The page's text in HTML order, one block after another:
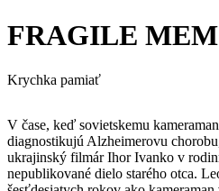
FRAGILE
Krychka pamiať
V čase, keď sovietskemu
diagnostikujú Alzheimerovu
ukrajinský filmár Ihor Ivanko v
nepublikované dielo starého otca.